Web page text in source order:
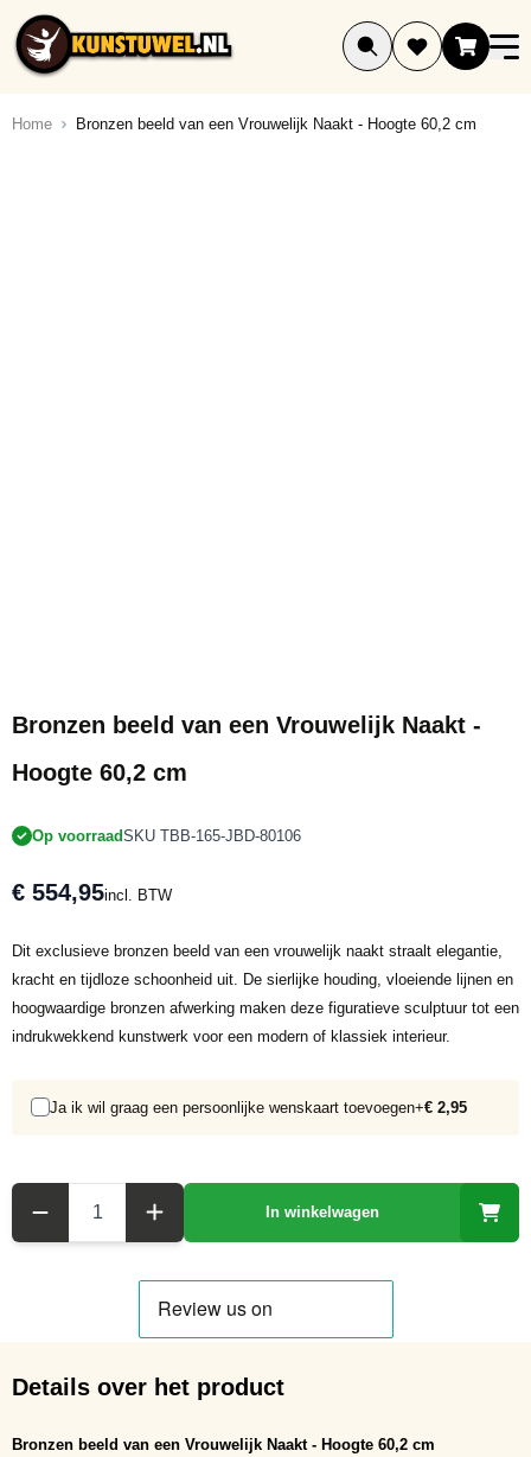
Ga naar de inhoud
Home Bronzen beeld van een Vrouwelijk Naakt - Hoogte 60,2 cm
Bronzen beeld van een Vrouwelijk Naakt -
Hoogte 60,2 cm
Op voorraadSKU TBB-165-JBD-80106
€ 554,95incl. BTW
Dit exclusieve bronzen beeld van een vrouwelijk naakt straalt elegantie,
kracht en tijdloze schoonheid uit. De sierlijke houding, vloeiende lijnen en
hoogwaardige bronzen afwerking maken deze figuratieve sculptuur tot een
indrukwekkend kunstwerk voor een modern of klassiek interieur.
Ja ik wil graag een persoonlijke wenskaart toevoegen+€ 2,95
In winkelwagen
Details over het product
Bronzen beeld van een Vrouwelijk Naakt - Hoogte 60,2 cm